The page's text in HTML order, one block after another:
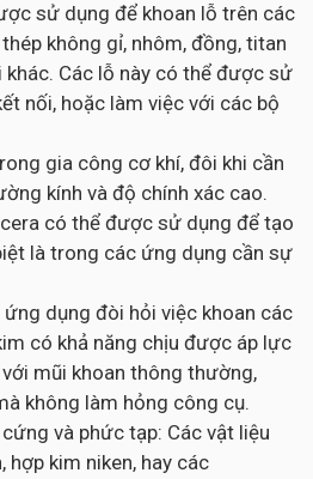
sử dụng để khoan lỗ trên các
không gỉ, nhôm, đồng, titan
Các lỗ này có thể được sử
nối, hoặc làm việc với các bộ
gia công cơ khí, đôi khi cần
kính và độ chính xác cao.
có thể được sử dụng để tạo
là trong các ứng dụng cần sự
dụng đòi hỏi việc khoan các
có khả năng chịu được áp lực
mũi khoan thông thường,
không làm hỏng công cụ.
và phức tạp: Các vật liệu
kim niken, hay các